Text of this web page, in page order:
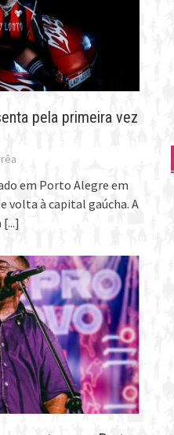
pela primeira vez
em Porto Alegre em
volta à capital gaúcha. A
[...]